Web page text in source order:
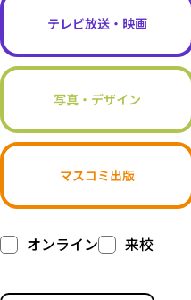
テレビ放送・映画
写真・デザイン
マスコミ出版
オンライン 来校